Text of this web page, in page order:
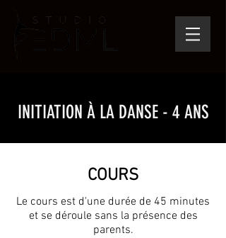
INITIATION À LA DANSE - 4 ANS
COURS
Le cours est d'une durée de 45 minutes
et se déroule sans la présence des
parents.